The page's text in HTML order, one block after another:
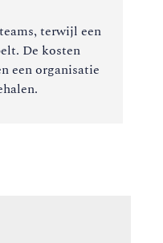
terwijl een
De kosten
een organisatie